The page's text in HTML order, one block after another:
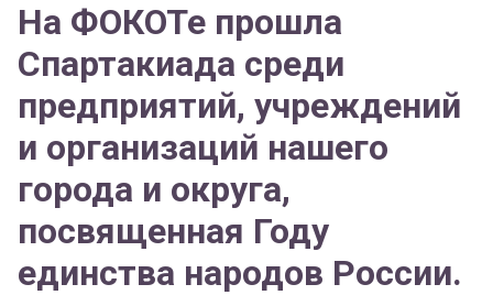
На ФОКОТе прошла
Спартакиада среди
предприятий, учреждений
и организаций нашего
города и округа,
посвященная Году
единства народов России.